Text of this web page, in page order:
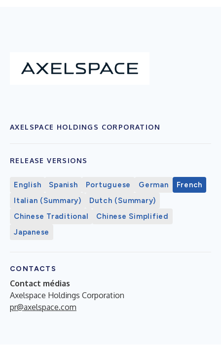
AXELSPACE HOLDINGS CORPORATION
RELEASE VERSIONS
English Spanish Portuguese German
French
Italian (Summary)
Dutch (Summary)
Chinese Traditional
Chinese Simplified
Japanese
CONTACTS
Contact médias
Axelspace Holdings Corporation
pr@axelspace.com